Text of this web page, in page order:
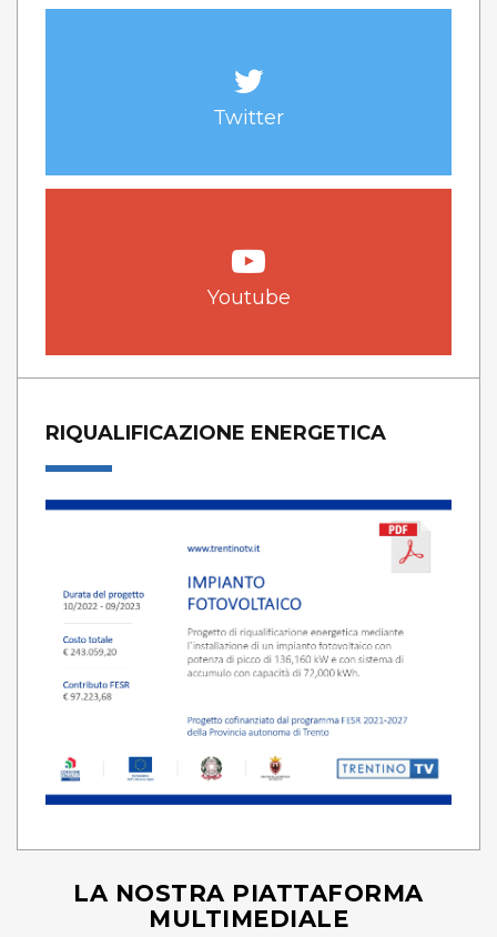
Twitter
Youtube
RIQUALIFICAZIONE ENERGETICA
LA NOSTRA PIATTAFORMA
MULTIMEDIALE